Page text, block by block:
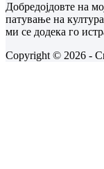
Добредојдовте на
патување на
ми се додека го
Copyright © 2026 -